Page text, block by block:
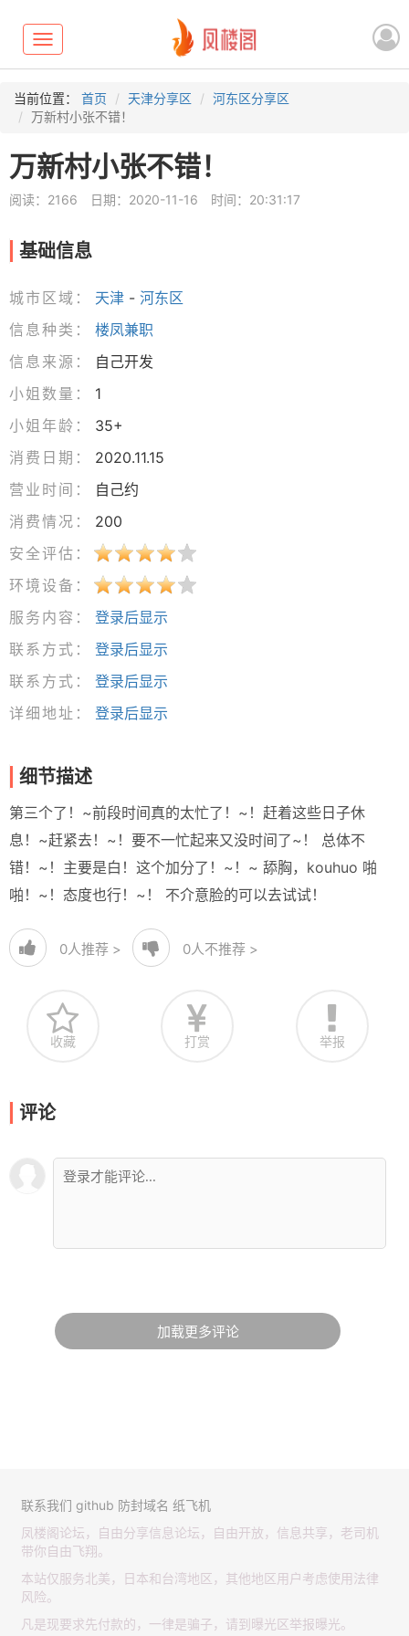
Toggle
navigation
当前位置： 首页 天津分享区
河东区分享区
万新村小张不错！
万新村小张不错！
阅读：2166 日期：2020-11-16 时间：20:31:17
基础信息
城市区域： 天津 - 河东区
信息种类：
楼凤兼职
信息来源：
自己开发
小姐数量：
1
小姐年龄：
35+
消费日期：
2020.11.15
营业时间：
自己约
消费情况：
200
安全评估：
环境设备：
服务内容：
登录后显示
联系方式：
登录后显示
联系方式：
登录后显示
详细地址：
登录后显示
细节描述
第三个了！~前段时间真的太忙了！~！赶着这些日子休
息！~赶紧去！~！要不一忙起来又没时间了~！ 总体不
错！~！主要是白！这个加分了！~！~ 舔胸，kouhuo 啪
啪！~！态度也行！~！ 不介意脸的可以去试试！
0人推荐 > 0人不推荐 >
收藏 打赏 举报
评论
加载更多评论
联系我们 github 防封域名 纸飞机
凤楼阁论坛，自由分享信息论坛，自由开放，信息共享，老司机
带你自由飞翔。
本站仅服务北美，日本和台湾地区，其他地区用户考虑使用法律
风险。
凡是现要求先付款的，一律是骗子，请到曝光区举报曝光。